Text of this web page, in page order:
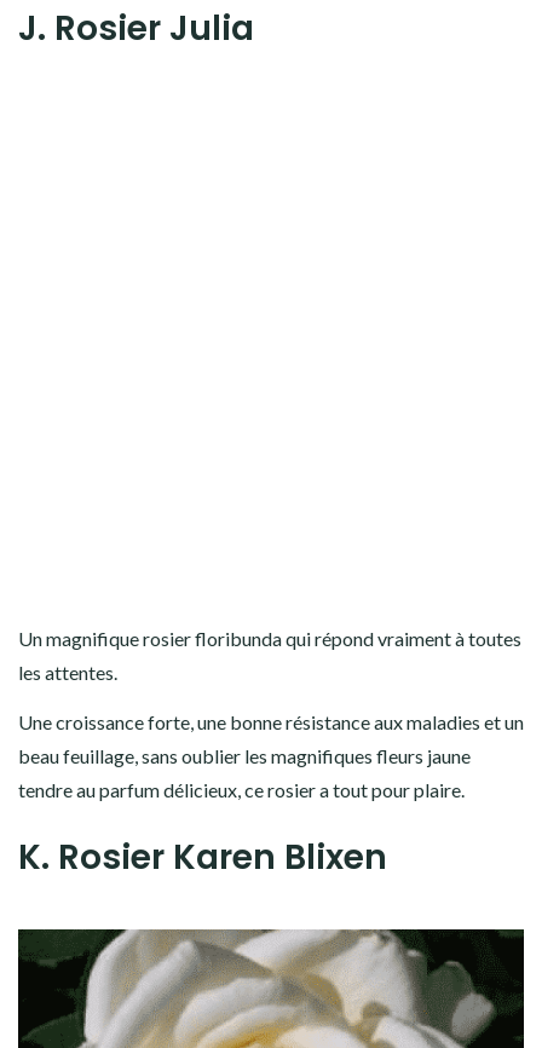
J. Rosier Julia
Un magnifique rosier floribunda qui répond vraiment à toutes
les attentes.
Une croissance forte, une bonne résistance aux maladies et un
beau feuillage, sans oublier les magnifiques fleurs jaune
tendre au parfum délicieux, ce rosier a tout pour plaire.
K. Rosier Karen Blixen